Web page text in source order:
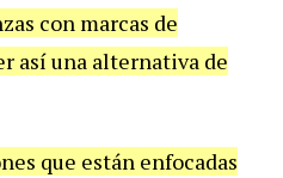
con marcas de
así una alternativa de
que están enfocadas